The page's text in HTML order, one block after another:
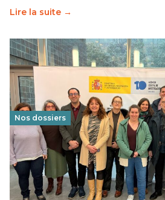
Lire la suite →
Nos dossiers
Éducation au vivre-ensemble :
franco-espagnol pour changer
29 juin 2026-National
Cette année, l'UNSA Éducation a